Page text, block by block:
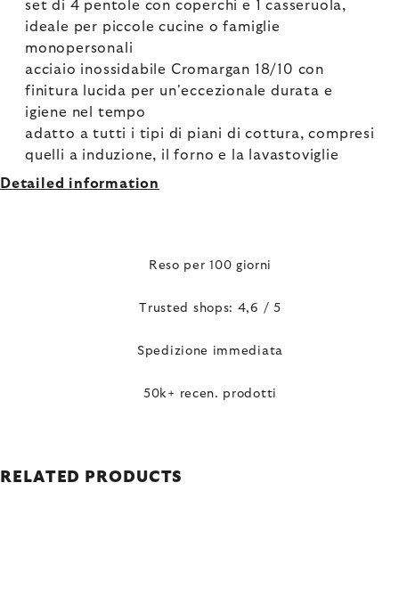
set di 4 pentole con coperchi e 1 casseruola,
ideale per piccole cucine o famiglie
monopersonali
acciaio inossidabile Cromargan 18/10 con
finitura lucida per un'eccezionale durata e
igiene nel tempo
adatto a tutti i tipi di piani di cottura, compresi
quelli a induzione, il forno e la lavastoviglie
Detailed information
Reso per 100 giorni
Trusted shops: 4,6 / 5
Spedizione immediata
50k+ recen. prodotti
RELATED PRODUCTS